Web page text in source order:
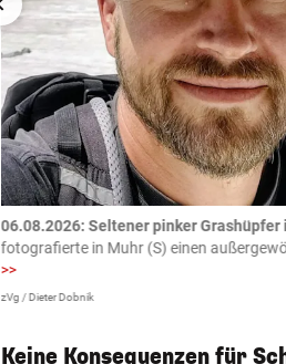
06.08.2026: Seltener pinker
fotografierte in Muhr (S) einen
>>
zVg / Dieter Dobnik
Keine Konsequenzen für